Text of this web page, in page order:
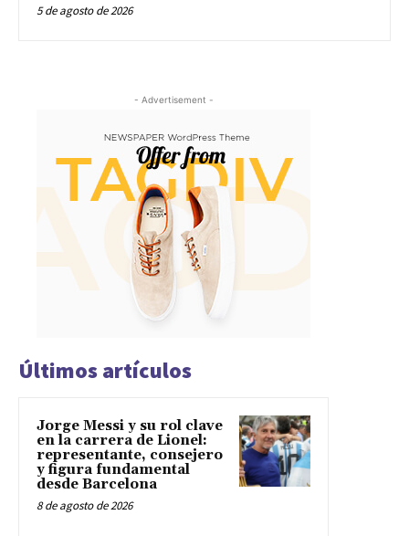
5 de agosto de 2026
- Advertisement -
Últimos artículos
Jorge Messi y su rol clave
en la carrera de Lionel:
representante, consejero
y figura fundamental
desde Barcelona
8 de agosto de 2026